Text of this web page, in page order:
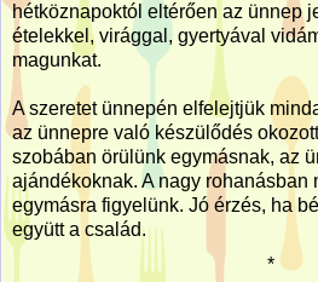
hétköznapoktól eltérően az ünnep
ételekkel, virággal, gyertyával
magunkat.
A szeretet ünnepén elfelejtjük
az ünnepre való készülődés
szobában örülünk egymásnak, az
ajándékoknak. A nagy rohanásban
egymásra figyelünk. Jó érzés, ha
együtt a család.
*